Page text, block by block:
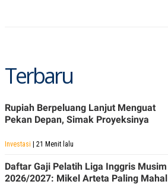
JARINGAN
O
N
T
N
C
A
D
R
E
S
R
L
E
A
Terbaru
Rupiah Berpeluang Lanjut Menguat
Pekan Depan, Simak Proyeksinya
Investasi | 21 Menit lalu
Daftar Gaji Pelatih Liga Inggris Musim
2026/2027: Mikel Arteta Paling Mahal